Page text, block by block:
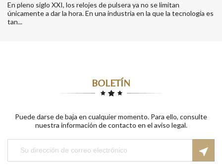
En pleno siglo XXI, los relojes de pulsera ya no se limitan
únicamente a dar la hora. En una industria en la que la tecnología es
tan...
BOLETÍN
Puede darse de baja en cualquier momento. Para ello, consulte
nuestra información de contacto en el aviso legal.
near_me